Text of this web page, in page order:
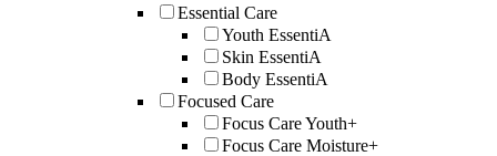
Essential Care
Youth EssentiA
Skin EssentiA
Body EssentiA
Focused Care
Focus Care Youth+
Focus Care Moisture+